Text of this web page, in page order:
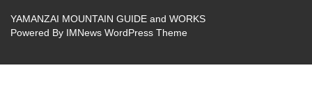
YAMANZAI MOUNTAIN GUIDE and WORKS
Powered By IMNews WordPress Theme